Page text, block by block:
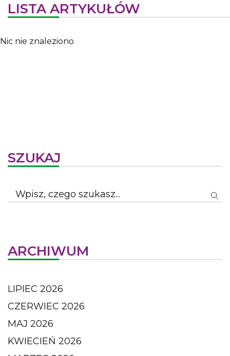
LISTA ARTYKUŁÓW
Nic nie znaleziono
SZUKAJ
ARCHIWUM
LIPIEC 2026
CZERWIEC 2026
MAJ 2026
KWIECIEŃ 2026